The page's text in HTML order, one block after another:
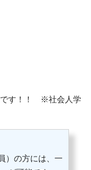
です！！ ※社会人学
）の方には、一